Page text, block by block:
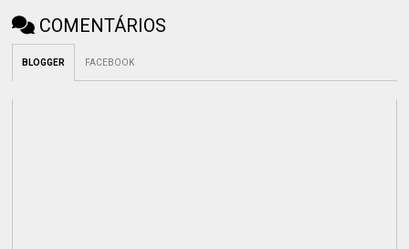
COMENTÁRIOS
BLOGGER FACEBOOK